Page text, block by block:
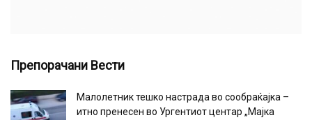
Препорачани Вести
Малолетник тешко настрада во сообраќајка –
итно пренесен во Ургентиот центар „Мајка